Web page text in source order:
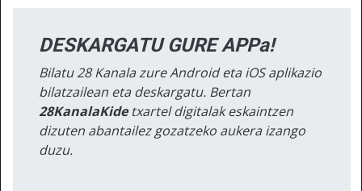
DESKARGATU GURE APPa!
Bilatu 28 Kanala zure Android eta iOS aplikazio
bilatzailean eta deskargatu. Bertan
28KanalaKidetxartel digitalak eskaintzen
dizuten abantailez gozatzeko aukera izango
duzu.